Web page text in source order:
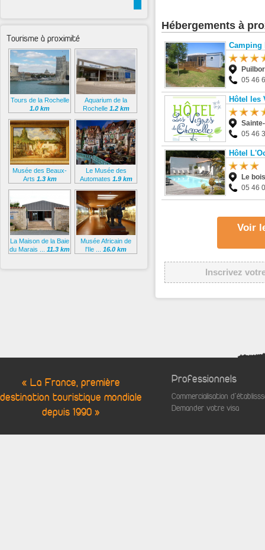
Hébergements à
Camping
05 46
Hôtel les
05 46
Hôtel
Le
05 46
Voir
Inscrivez
Tourisme à proximité
Tours de la Rochelle
1.0 km
Aquarium de la
Rochelle 1.2 km
Musée des Beaux-
Arts 1.3 km
Le Musée des
Automates 1.9 km
La Maison de la Baie
du Marais ... 11.3 km
Musée Africain de
l'Ile ... 16.0 km
« La France, première
destination touristique mondiale
depuis 1990 »
Professionnels
Commercialisation
Demander votre visa